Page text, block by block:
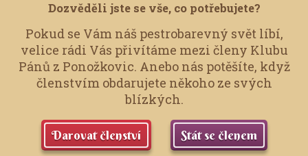
Dozvěděli jste se vše, co potřebujete?
Pokud se Vám náš pestrobarevný svět líbí,
velice rádi Vás přivítáme mezi členy Klubu
Pánů z Ponožkovic. Anebo nás potěšíte, když
členstvím obdarujete někoho ze svých
blízkých.
Darovat členství Stát se členem